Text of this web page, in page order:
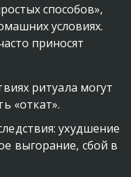
способов»,
условиях.
приносят
ритуала могут
«откат».
ухудшение
выгорание, сбой в